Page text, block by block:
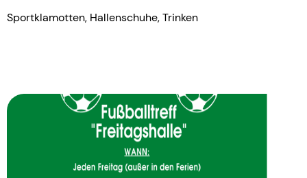
Sportklamotten, Hallenschuhe, Trinken